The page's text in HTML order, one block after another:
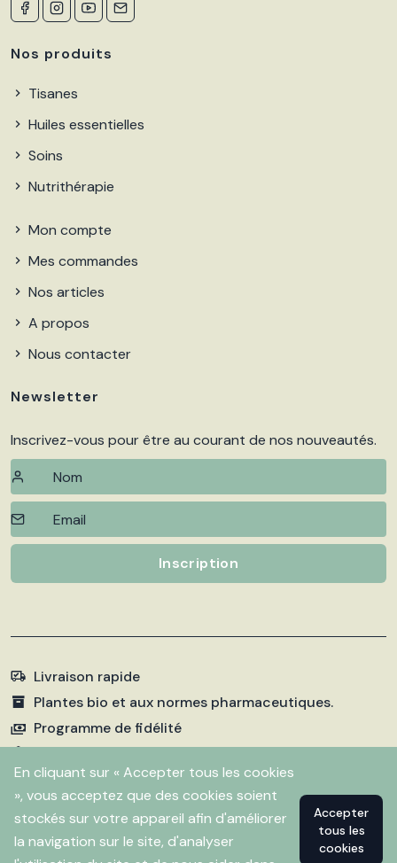
En cliquant sur « Accepter tous les cookies
», vous acceptez que des cookies soient
stockés sur votre appareil afin d'améliorer
la navigation sur le site, d'analyser
Accepter
tous les
cookies
Nos produits
Tisanes
Huiles essentielles
Soins
Nutrithérapie
Mon compte
Mes commandes
Nos articles
A propos
Nous contacter
Newsletter
Inscrivez-vous pour être au courant de nos nouveautés.
Inscription
Livraison rapide
Plantes bio et aux normes pharmaceutiques.
Programme de fidélité
Paiements sécurisés
2026 Pharmacie Fleurentin. Propulsé par Flitbix.com